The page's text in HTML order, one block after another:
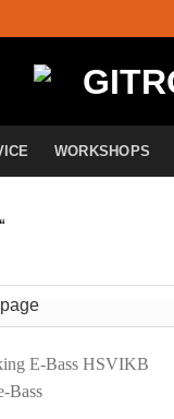
WORKSHOPS